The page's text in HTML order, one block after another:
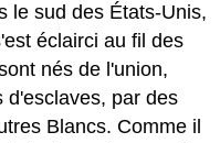
le sud des États-Unis,
éclairci au fil des
nés de l'union,
d'esclaves, par des
Blancs. Comme il